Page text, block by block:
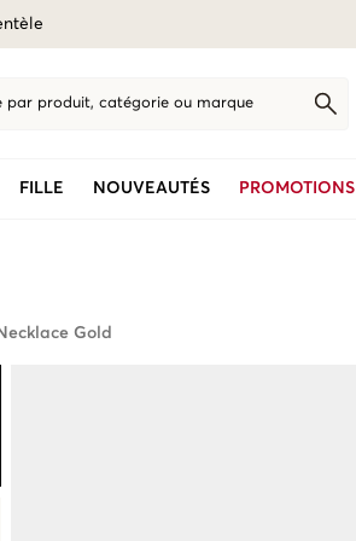
par produit, catégorie ou marque
FILLE NOUVEAUTÉS PROMOTIONS
Gold